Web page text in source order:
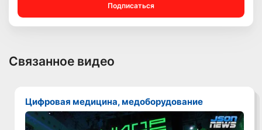
Подписаться
Связанное видео
Цифровая медицина, медоборудование